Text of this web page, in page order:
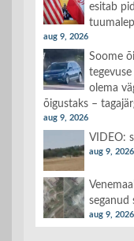
esitab
aug 9, 2026
Soome
olema
õigustaks –
aug 9, 2026
VIDEO:
aug 9, 2026
seganud
aug 9, 2026